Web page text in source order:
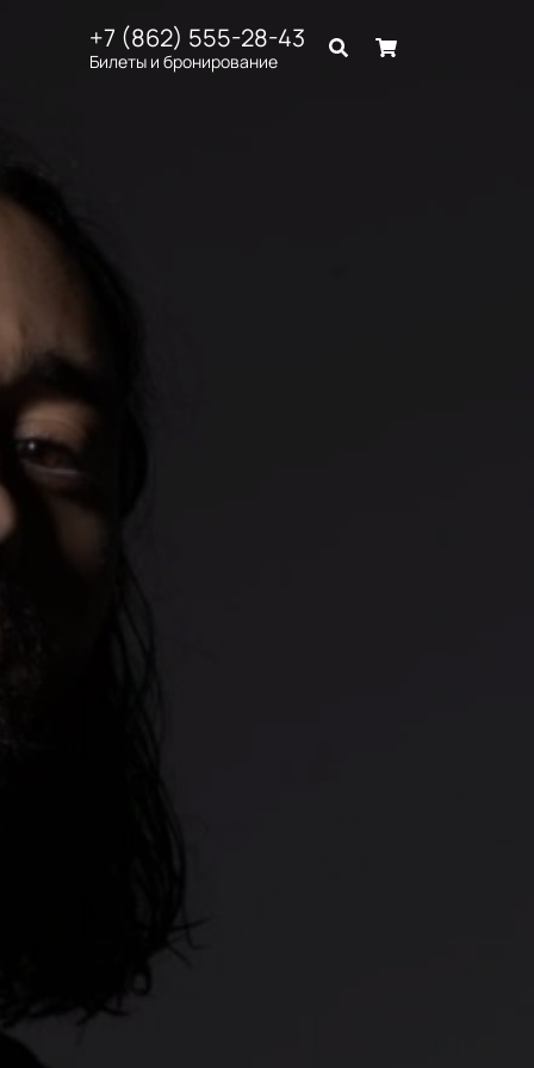
+7 (862) 555-28-43
Билеты и бронирование